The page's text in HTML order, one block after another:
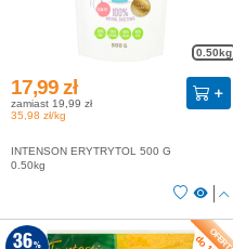
0.50kg
17,99 zł
zamiast 19,99 zł
35,98 zł/kg
INTENSON ERYTRYTOL 500 G
0.50kg
36%